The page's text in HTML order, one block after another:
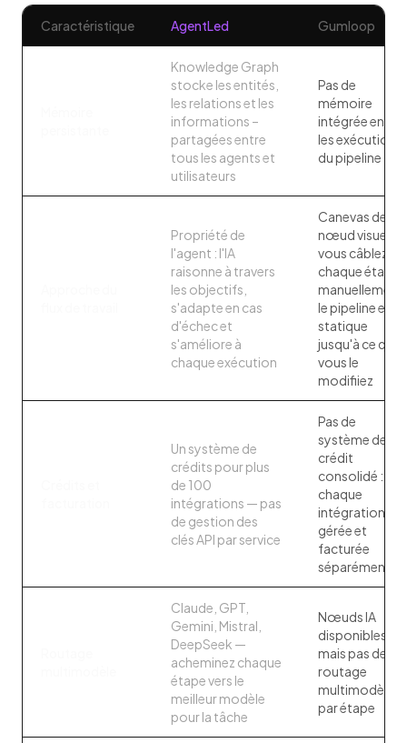
Caractéristique AgentLed Gumloop
Knowledge Graph
stocke les entités,
les relations et les
informations –
partagées entre
tous les agents et
utilisateurs
Pas de
mémoire
intégrée entre
les exécutions
du pipeline
Propriété de
l'agent : l'IA
raisonne à travers
les objectifs,
s'adapte en cas
d'échec et
s'améliore à
chaque exécution
Canevas de
nœud visuel :
vous câblez
chaque étape
manuellement,
le pipeline est
statique
jusqu'à ce que
vous le
modifiiez
Un système de
crédits pour plus
de 100
intégrations — pas
de gestion des
clés API par service
Pas de
système de
crédit
consolidé :
chaque
intégration est
gérée et
facturée
séparément
Claude, GPT,
Gemini, Mistral,
DeepSeek —
acheminez chaque
étape vers le
meilleur modèle
pour la tâche
Nœuds IA
disponibles,
mais pas de
routage
multimodèle
par étape